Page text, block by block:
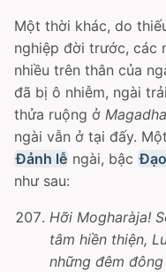
Một thời khác, do
nghiệp đời trước, các
nhiều trên thân của
đã bị ô nhiễm, ngài
thửa ruộng ở Magadha
ngài vẫn ở tại đấy.
Đảnh lễ ngài, bậc
như sau:
Hỡi Mogharàja!
tâm hiền thiện,
những đêm